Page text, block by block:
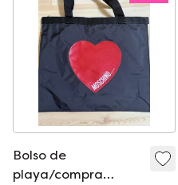
Bolso de
playa/compra